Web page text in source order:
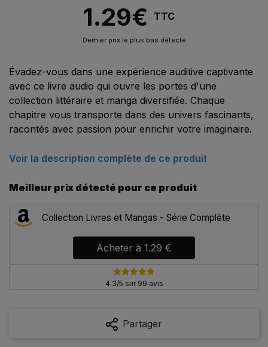
1.29€ TTC
Dernier prix le plus bas détecté
Évadez-vous dans une expérience auditive captivante
avec ce livre audio qui ouvre les portes d'une
collection littéraire et manga diversifiée. Chaque
chapitre vous transporte dans des univers fascinants,
racontés avec passion pour enrichir votre imaginaire.
Voir la description complète de ce produit
Meilleur prix détecté pour ce produit
Collection Livres et Mangas - Série Complète
Acheter à 1.29 €
4.3/5 sur 99 avis
Partager